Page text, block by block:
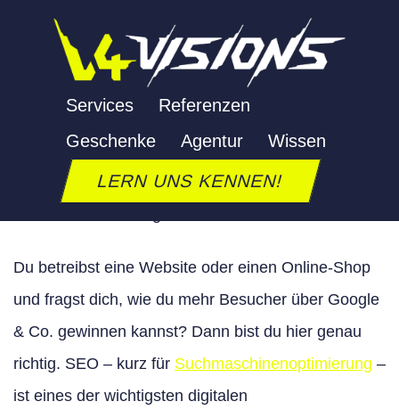
Services
Referenzen
Geschenke
Agentur Wissen
LERN UNS KENNEN!
SEO
Du betreibst eine Website oder einen Online-Shop
und fragst dich, wie du mehr Besucher über Google
& Co. gewinnen kannst? Dann bist du hier genau
richtig. SEO – kurz für Suchmaschinenoptimierung –
ist eines der wichtigsten digitalen